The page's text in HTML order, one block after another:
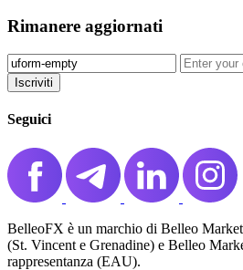
Rimanere aggiornati
Iscriviti️
Seguici
BelleoFX è un marchio di Belleo
(St. Vincent e Grenadine) e Belleo
rappresentanza (EAU).